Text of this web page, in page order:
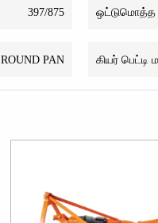
397/875 ஒட்டுமொத்த
ROUND PAN கியர் பெட்டி